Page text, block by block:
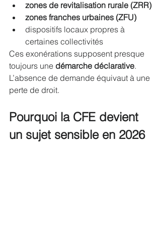
zones de revitalisation rurale (ZRR)
zones franches urbaines (ZFU)
dispositifs locaux propres à
certaines collectivités
Ces exonérations supposent presque
toujours une démarche déclarative.
L’absence de demande équivaut à une
perte de droit.
Pourquoi la CFE devient
un sujet sensible en 2026